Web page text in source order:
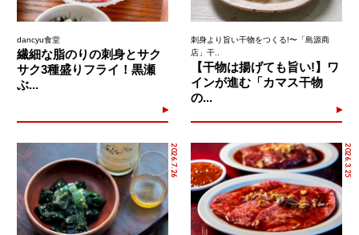
dancyu食堂
繊細な脂のりの刺身とサク
サク3種盛りフライ！黒瀬
ぶ...
刺身より旨い干物をつくる!〜「島源商
店」干..
【干物は揚げても旨い!】ワ
インが進む「カマス干物
の...
2026.7.26 2026.3.25